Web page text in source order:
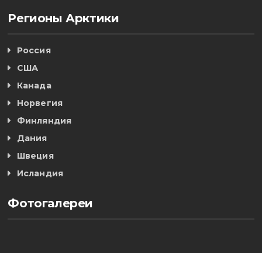
Регионы Арктики
Россия
США
Канада
Норвегия
Финляндия
Дания
Швеция
Исландия
Фотогалереи